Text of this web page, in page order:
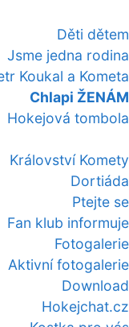
Děti dětem
Jsme jedna rodina
Koukal a Kometa
Chlapi ŽENÁM
Hokejová tombola
Království Komety
Dortiáda
Ptejte se
Fan klub informuje
Fotogalerie
Aktivní fotogalerie
Download
Hokejchat.cz